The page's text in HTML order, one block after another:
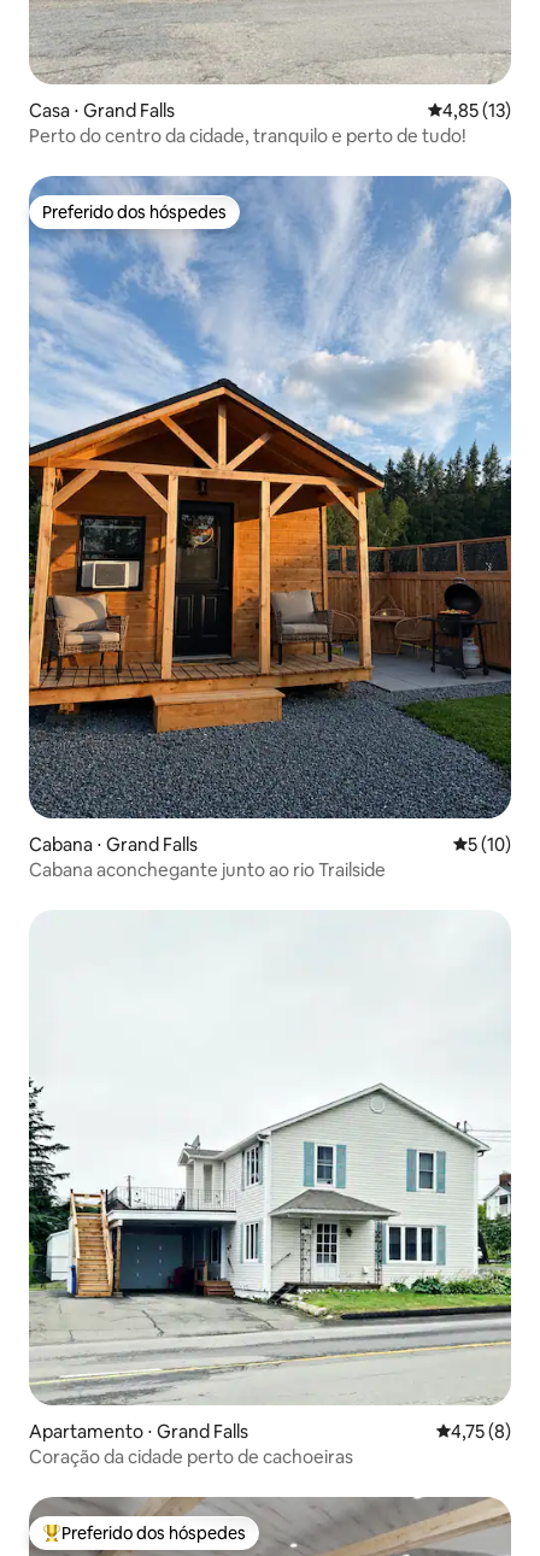
Casa ⋅ Grand Falls 4,85 de uma
4,85 (13)
Perto do centro da cidade, tranquilo e perto de tudo!
Preferido dos hóspedes
Preferido dos hóspedes
Cabana ⋅ Grand Falls 5 de uma
5 (10)
Cabana aconchegante junto ao rio Trailside
Apartamento ⋅ Grand Falls 4,75 de
4,75 (8)
Coração da cidade perto de cachoeiras
Entre os melhores preferidos dos hóspedes
Preferido dos hóspedes